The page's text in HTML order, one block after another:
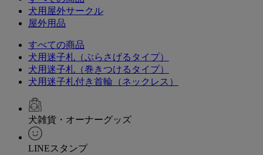
犬用屋外サークル
屋外用品
すべての商品
犬用迷子札（ぶらさげるタイプ）
犬用迷子札（巻きつけるタイプ）
犬用迷子札付き首輪（ネックレス）
犬雑貨・オーナーグッズ
LINEスタンプ